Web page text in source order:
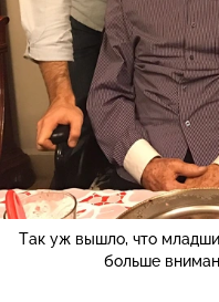
Так уж вышло, что
больше